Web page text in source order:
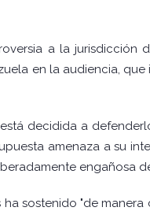
a la jurisdicción
en la audiencia,
decidida a
amenaza a su
engañosa
sostenido "de